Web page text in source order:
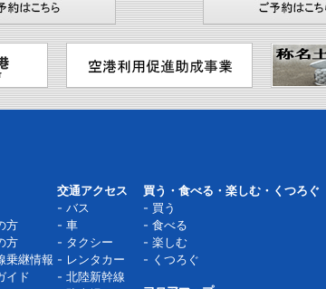
方
方
乗継情報
イド
交通アクセス
バス
車
タクシー
レンタカー
北陸新幹線
買う・食べる・楽しむ・くつろぐ
買う
食べる
楽しむ
くつろぐ